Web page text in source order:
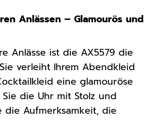
Anlässen – Glamourös und
Anlässe ist die AX5579 die
verleiht Ihrem Abendkleid
eine glamouröse
Sie die Uhr mit Stolz und
die Aufmerksamkeit, die